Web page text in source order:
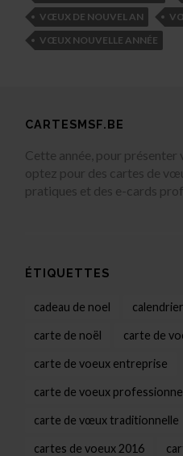
VŒUX DE NOUVEL AN
VŒUX NOUVELLE ANNÉE
CARTESMSF.BE
Cette année, pour présenter
optez pour des cartes de
pratiques et des e-cards
ÉTIQUETTES
cadeau de noel calendrier
carte de noël carte de
carte de voeux entreprise
carte de voeux
carte de vœux traditionnelle
cartes de voeux 2016